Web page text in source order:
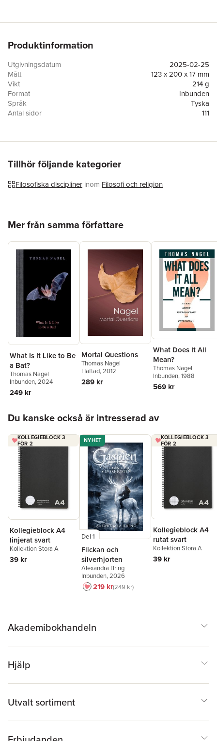
Produktinformation
Utgivningsdatum
2025-02-25
Mått
123 x 200 x 17 mm
Vikt
214 g
Format
Inbunden
Språk
Tyska
Antal sidor
111
Originaltitel
Moral Feelings, Moral Reality, and Moral Progress
Tillhör följande kategorier
Filosofiska discipliner inom Filosofi och religion
Mer från samma författare
What Is It Like to Be
a Bat?
Thomas Nagel
Inbunden, 2024
249 kr
Mortal Questions
Thomas Nagel
Häftad, 2012
289 kr
What Does It All
Mean?
Thomas Nagel
Inbunden, 1988
569 kr
Du kanske också är intresserad av
KOLLEGIEBLOCK 3
FÖR 2
Kollegieblock A4
linjerat svart
Kollektion Stora A
39 kr
NYHET
Del 1
Flickan och
silverhjorten
Alexandra Bring
Inbunden, 2026
219 kr249 kr
KOLLEGIEBLOCK 3
FÖR 2
Kollegieblock A4
rutat svart
Kollektion Stora A
39 kr
Akademibokhandeln
Hjälp
Utvalt sortiment